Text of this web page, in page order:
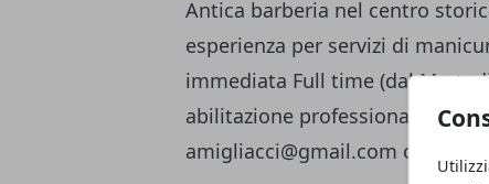
Antica barberia nel centro
esperienza per servizi di
immediata Full time (dal
abilitazione professionale
amigliacci@gmail.com oppure